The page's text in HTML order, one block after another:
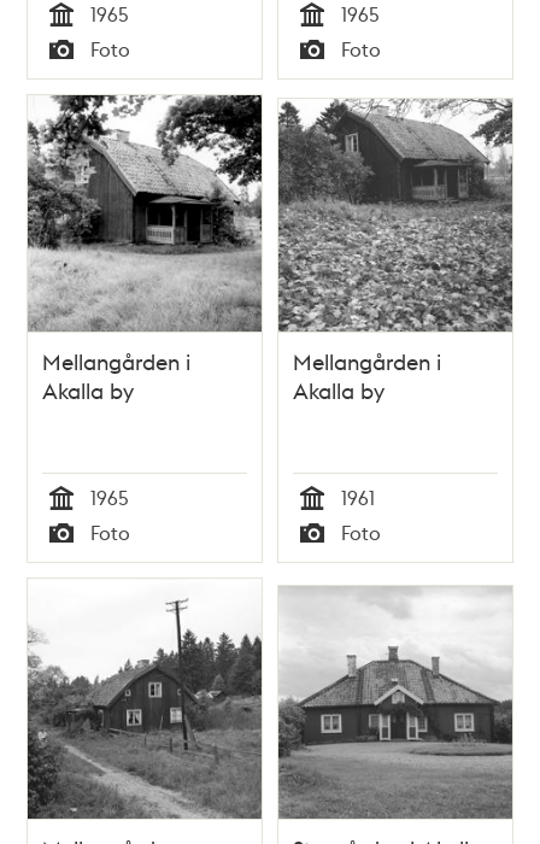
Tid
1965
Typ
Foto Tid
1965
Typ
Foto
Mellangården i
Akalla by
Tid
1965
Typ
Foto
Mellangården i
Akalla by
Tid
1961
Typ
Foto